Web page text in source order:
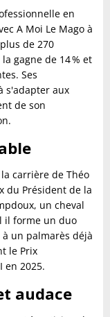
en
A Moi Le Mago à
de 270
gagne de 14 % et
Ses
s'adapter aux
de son
carrière de Théo
du Président de la
un cheval
il forme un duo
un palmarès déjà
le Prix
en 2025.
audace